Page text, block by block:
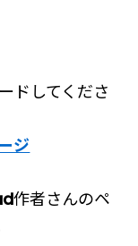
ドしてくださ
ジ
作者さんのペ